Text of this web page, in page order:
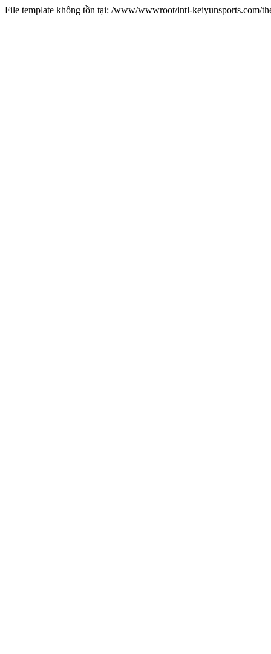
File template không tồn tại: /www/wwwroot/intl-keiyunsports.com/